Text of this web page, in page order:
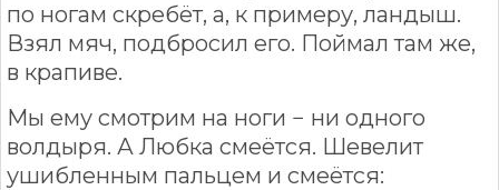
по ногам скребёт, а, к примеру, ландыш.
Взял мяч, подбросил его. Поймал там же,
в крапиве.
Мы ему смотрим на ноги − ни одного
волдыря. А Любка смеётся. Шевелит
ушибленным пальцем и смеётся: